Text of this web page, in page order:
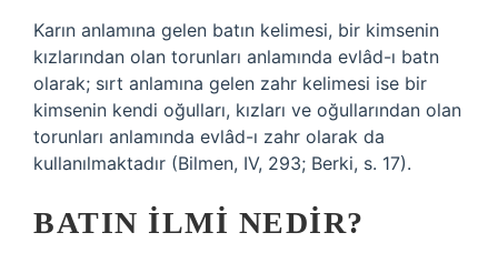
Karın anlamına gelen batın kelimesi, bir kimsenin
kızlarından olan torunları anlamında evlâd-ı batn
olarak; sırt anlamına gelen zahr kelimesi ise bir
kimsenin kendi oğulları, kızları ve oğullarından olan
torunları anlamında evlâd-ı zahr olarak da
kullanılmaktadır (Bilmen, IV, 293; Berki, s. 17).
BATIN ILMI NEDIR?